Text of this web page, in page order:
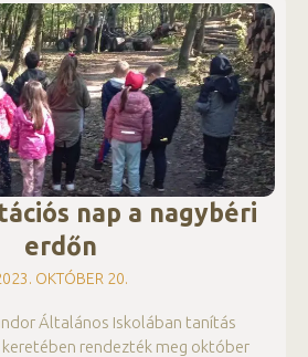
nap a nagybéri
erdőn
OKTÓBER 20.
Általános Iskolában tanítás
rendezték meg október